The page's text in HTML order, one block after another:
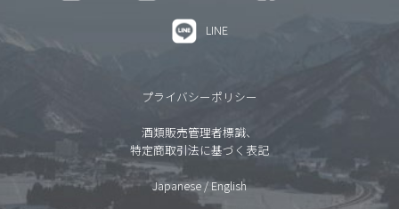
LINE
プライバシーポリシー
酒類販売管理者標識、
特定商取引法に基づく表記
Japanese / English